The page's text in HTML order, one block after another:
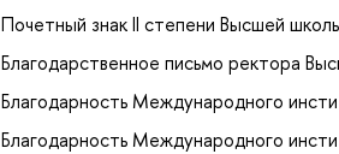
Почетный знак II степени Высшей
Благодарственное письмо ректора
Благодарность Международного
Благодарность Международного